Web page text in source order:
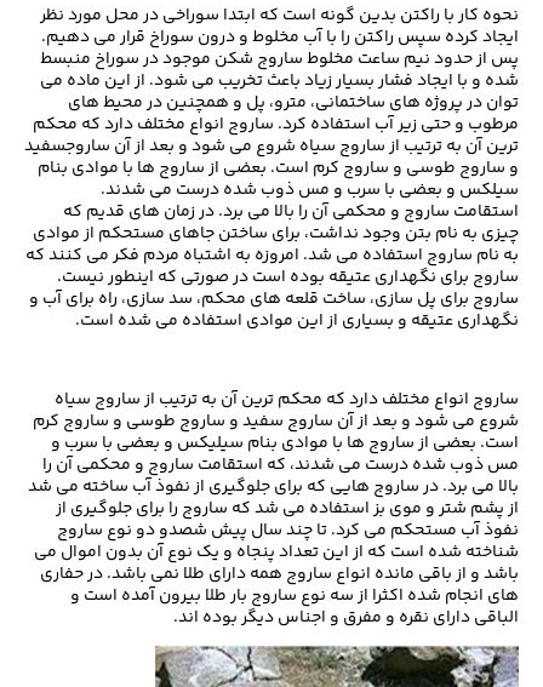
نحوه کار با راکتن بدین گونه است که ابتدا سوراخی در محل مورد نظر
ایجاد کرده سپس راکتن را با آب مخلوط و درون سوراخ قرار می دهیم.
پس از حدود نیم ساعت مخلوط ساروج شکن موجود در سوراخ منبسط
شده و با ایجاد فشار بسیار زیاد باعث تخریب می شود. از این ماده می
توان در پروژه های ساختمانی، مترو، پل و همچنین در محیط های
مرطوب و حتی زیر آب استفاده کرد. ساروج انواع مختلف دارد که محکم
ترین آن به ترتیب از ساروج سیاه شروع می شود و بعد از آن ساروجسفید
و ساروج طوسی و ساروج کرم است. بعضی از ساروج ها با موادی بنام
سیلکس و بعضی با سرب و مس ذوب شده درست می شدند.
استقامت ساروج و محکمی آن را بالا می برد. در زمان های قدیم که
چیزی به نام بتن وجود نداشت، برای ساختن جاهای مستحکم از موادی
به نام ساروج استفاده می شد. امروزه به اشتباه مردم فکر می کنند که
ساروج برای نگهداری عتیقه بوده است در صورتی که اینطور نیست.
ساروج برای پل سازی، ساخت قلعه های محکم، سد سازی، راه برای آب و
نگهداری عتیقه و بسیاری از این موادی استفاده می شده است.
ساروج انواع مختلف دارد که محکم ترین آن به ترتیب از ساروج سیاه
شروع می شود و بعد از آن ساروج سفید و ساروج طوسی و ساروج کرم
است. بعضی از ساروج ها با موادی بنام سیلیکس و بعضی با سرب و
مس ذوب شده درست می شدند، که استقامت ساروج و محکمی آن را
بالا می برد. در ساروج هایی که برای جلوگیری از نفوذ آب ساخته می شد
از پشم شتر و موی بز استفاده می شد که ساروج را برای جلوگیری از
نفوذ آب مستحکم می کرد. تا چند سال پیش شصدو دو نوع ساروج
شناخته شده است که از این تعداد پنجاه و یک نوع آن بدون اموال می
باشد و از باقی مانده انواع ساروج همه دارای طلا نمی باشد. در حفاری
های انجام شده اکثرا از سه نوع ساروج بار طلا بیرون آمده است و
الباقی دارای نقره و مفرق و اجناس دیگر بوده اند.